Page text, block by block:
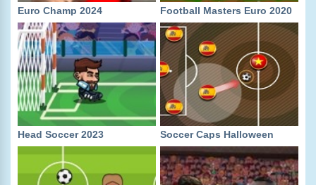
Euro Champ 2024 Football Masters Euro 2020
Head Soccer 2023 Soccer Caps Halloween